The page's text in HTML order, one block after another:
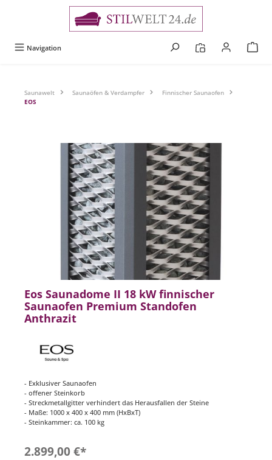
Navigation
Saunawelt Saunaöfen & Verdampfer
Finnischer Saunaofen
EOS
Bildergalerie überspringen
Eos Saunadome II 18 kW finnischer
Saunaofen Premium Standofen
Anthrazit
- Exklusiver Saunaofen
- offener Steinkorb
- Streckmetallgitter verhindert das Herausfallen der Steine
- Maße: 1000 x 400 x 400 mm (HxBxT)
- Steinkammer: ca. 100 kg
2.899,00 €*